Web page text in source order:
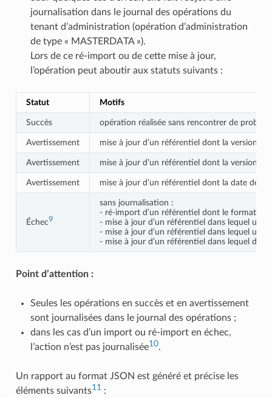
journalisation dans le journal des opérations du
tenant d’administration (opération d’administration
de type « MASTERDATA »).
Lors de ce ré-import ou de cette mise à jour,
l’opération peut aboutir aux statuts suivants :
Statut Motifs
Succès opération réalisée sans rencontrer de
Avertissement mise à jour d’un référentiel dont la version
Avertissement mise à jour d’un référentiel dont la version
Avertissement mise à jour d’un référentiel dont la date de
Échec9
sans journalisation :
- ré-import d’un référentiel dont le format
- mise à jour d’un référentiel dans lequel un
- mise à jour d’un référentiel dans lequel un
- mise à jour d’un référentiel dans lequel
Point d’attention :
Seules les opérations en succès et en avertissement
sont journalisées dans le journal des opérations ;
dans les cas d’un import ou ré-import en échec,
l’action n’est pas journalisée10.
Un rapport au format JSON est généré et précise les
éléments suivants11: